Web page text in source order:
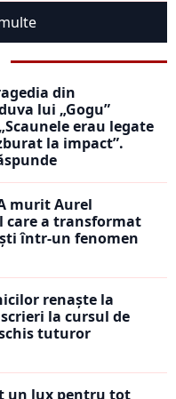
din
lui „Gogu”
erau legate
la impact”.
murit Aurel
care a transformat
într-un fenomen
renaște la
la cursul de
tuturor
un lux pentru tot